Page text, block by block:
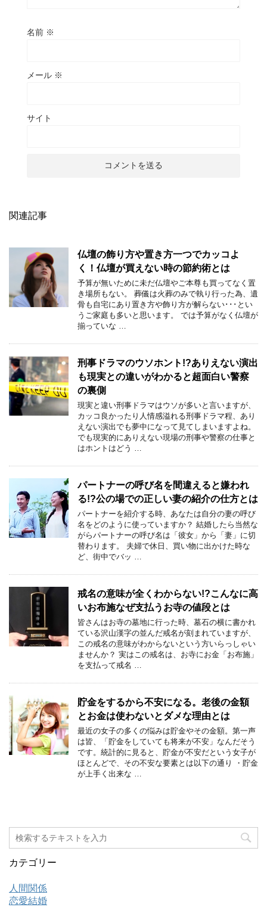
名前 ※
メール ※
サイト
関連記事
仏壇の飾り方や置き方一つでカッコよ
く！仏壇が買えない時の節約術とは
予算が無いために未だ仏壇やご本尊も買ってなく置
き場所もない。 葬儀は火葬のみで執り行った為、遺
骨も自宅にあり置き方や飾り方が解らない･･･とい
うご家庭も多いと思います。 では予算がなく仏壇が
揃っていな …
刑事ドラマのウソホント!?ありえない演出
も現実との違いがわかると超面白い警察
の裏側
現実と違い刑事ドラマはウソが多いと言いますが、
カッコ良かったり人情感溢れる刑事ドラマ程、あり
えない演出でも夢中になって見てしまいますよね。
でも現実的にありえない現場の刑事や警察の仕事と
はホントはどう …
パートナーの呼び名を間違えると嫌われ
る!?公の場での正しい妻の紹介の仕方とは
パートナーを紹介する時、あなたは自分の妻の呼び
名をどのように使っていますか？ 結婚したら当然な
がらパートナーの呼び名は「彼女」から「妻」に切
替わります。 夫婦で休日、買い物に出かけた時な
ど、街中でバッ …
戒名の意味が全くわからない!?こんなに高
いお布施なぜ支払うお寺の値段とは
皆さんはお寺の墓地に行った時、墓石の横に書かれ
ている沢山漢字の並んだ戒名が刻まれていますが、
この戒名の意味がわからないという方いらっしゃい
ませんか？ 実はこの戒名は、お寺にお金「お布施」
を支払って戒名 …
貯金をするから不安になる。老後の金額
とお金は使わないとダメな理由とは
最近の女子の多くの悩みは貯金やその金額。第一声
は皆、「貯金をしていても将来が不安」なんだそう
です。統計的に見ると、貯金が不安だという女子が
ほとんどで、その不安な要素とは以下の通り ・貯金
が上手く出来な …
カテゴリー
人間関係
恋愛結婚